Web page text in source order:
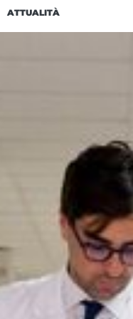
ATTUALITÀ